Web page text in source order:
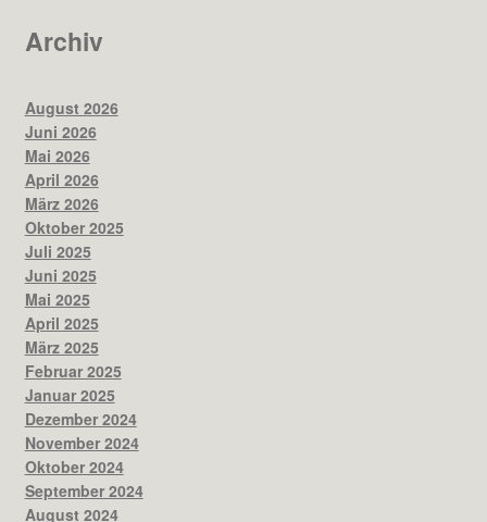
Archiv
August 2026
Juni 2026
Mai 2026
April 2026
März 2026
Oktober 2025
Juli 2025
Juni 2025
Mai 2025
April 2025
März 2025
Februar 2025
Januar 2025
Dezember 2024
November 2024
Oktober 2024
September 2024
August 2024